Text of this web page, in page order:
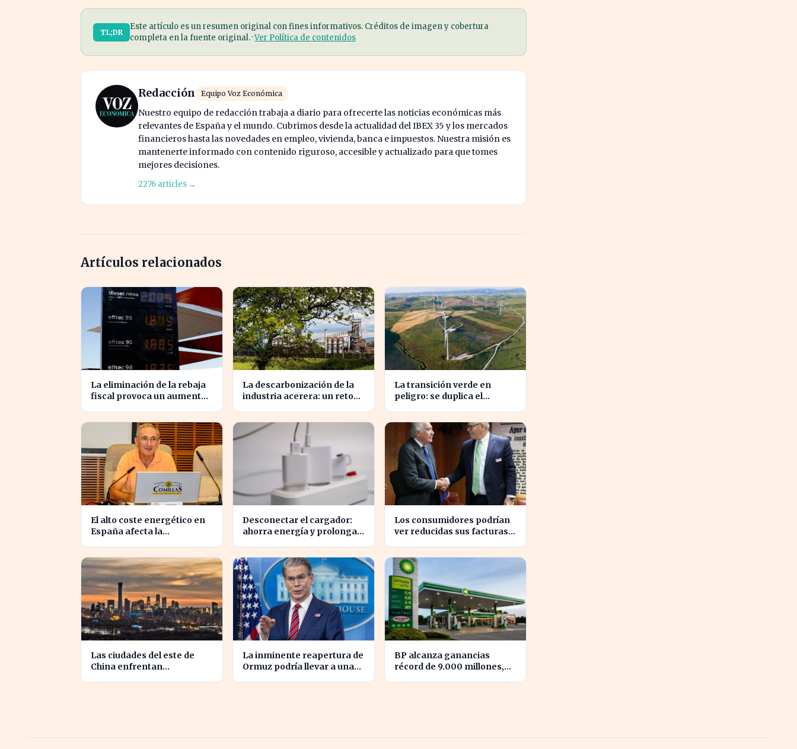
TL;DR
Este artículo es un resumen original con fines informativos. Créditos de imagen y cobertura
completa en la fuente original. ·Ver Política de contenidos
Redacción Equipo Voz Económica
Nuestro equipo de redacción trabaja a diario para ofrecerte las noticias económicas más
relevantes de España y el mundo. Cubrimos desde la actualidad del IBEX 35 y los mercados
financieros hasta las novedades en empleo, vivienda, banca e impuestos. Nuestra misión es
mantenerte informado con contenido riguroso, accesible y actualizado para que tomes
mejores decisiones.
2276 articles →
Artículos relacionados
La eliminación de la rebaja
fiscal provoca un aumento
La descarbonización de la
industria acerera: un reto
La transición verde en
peligro: se duplica el
El alto coste energético en
España afecta la
Desconectar el cargador:
ahorra energía y prolonga
Los consumidores podrían
ver reducidas sus facturas
para Iberdrola y Endesa.
Las ciudades del este de
China enfrentan
La inminente reapertura de
Ormuz podría llevar a una
BP alcanza ganancias
récord de 9.000 millones,